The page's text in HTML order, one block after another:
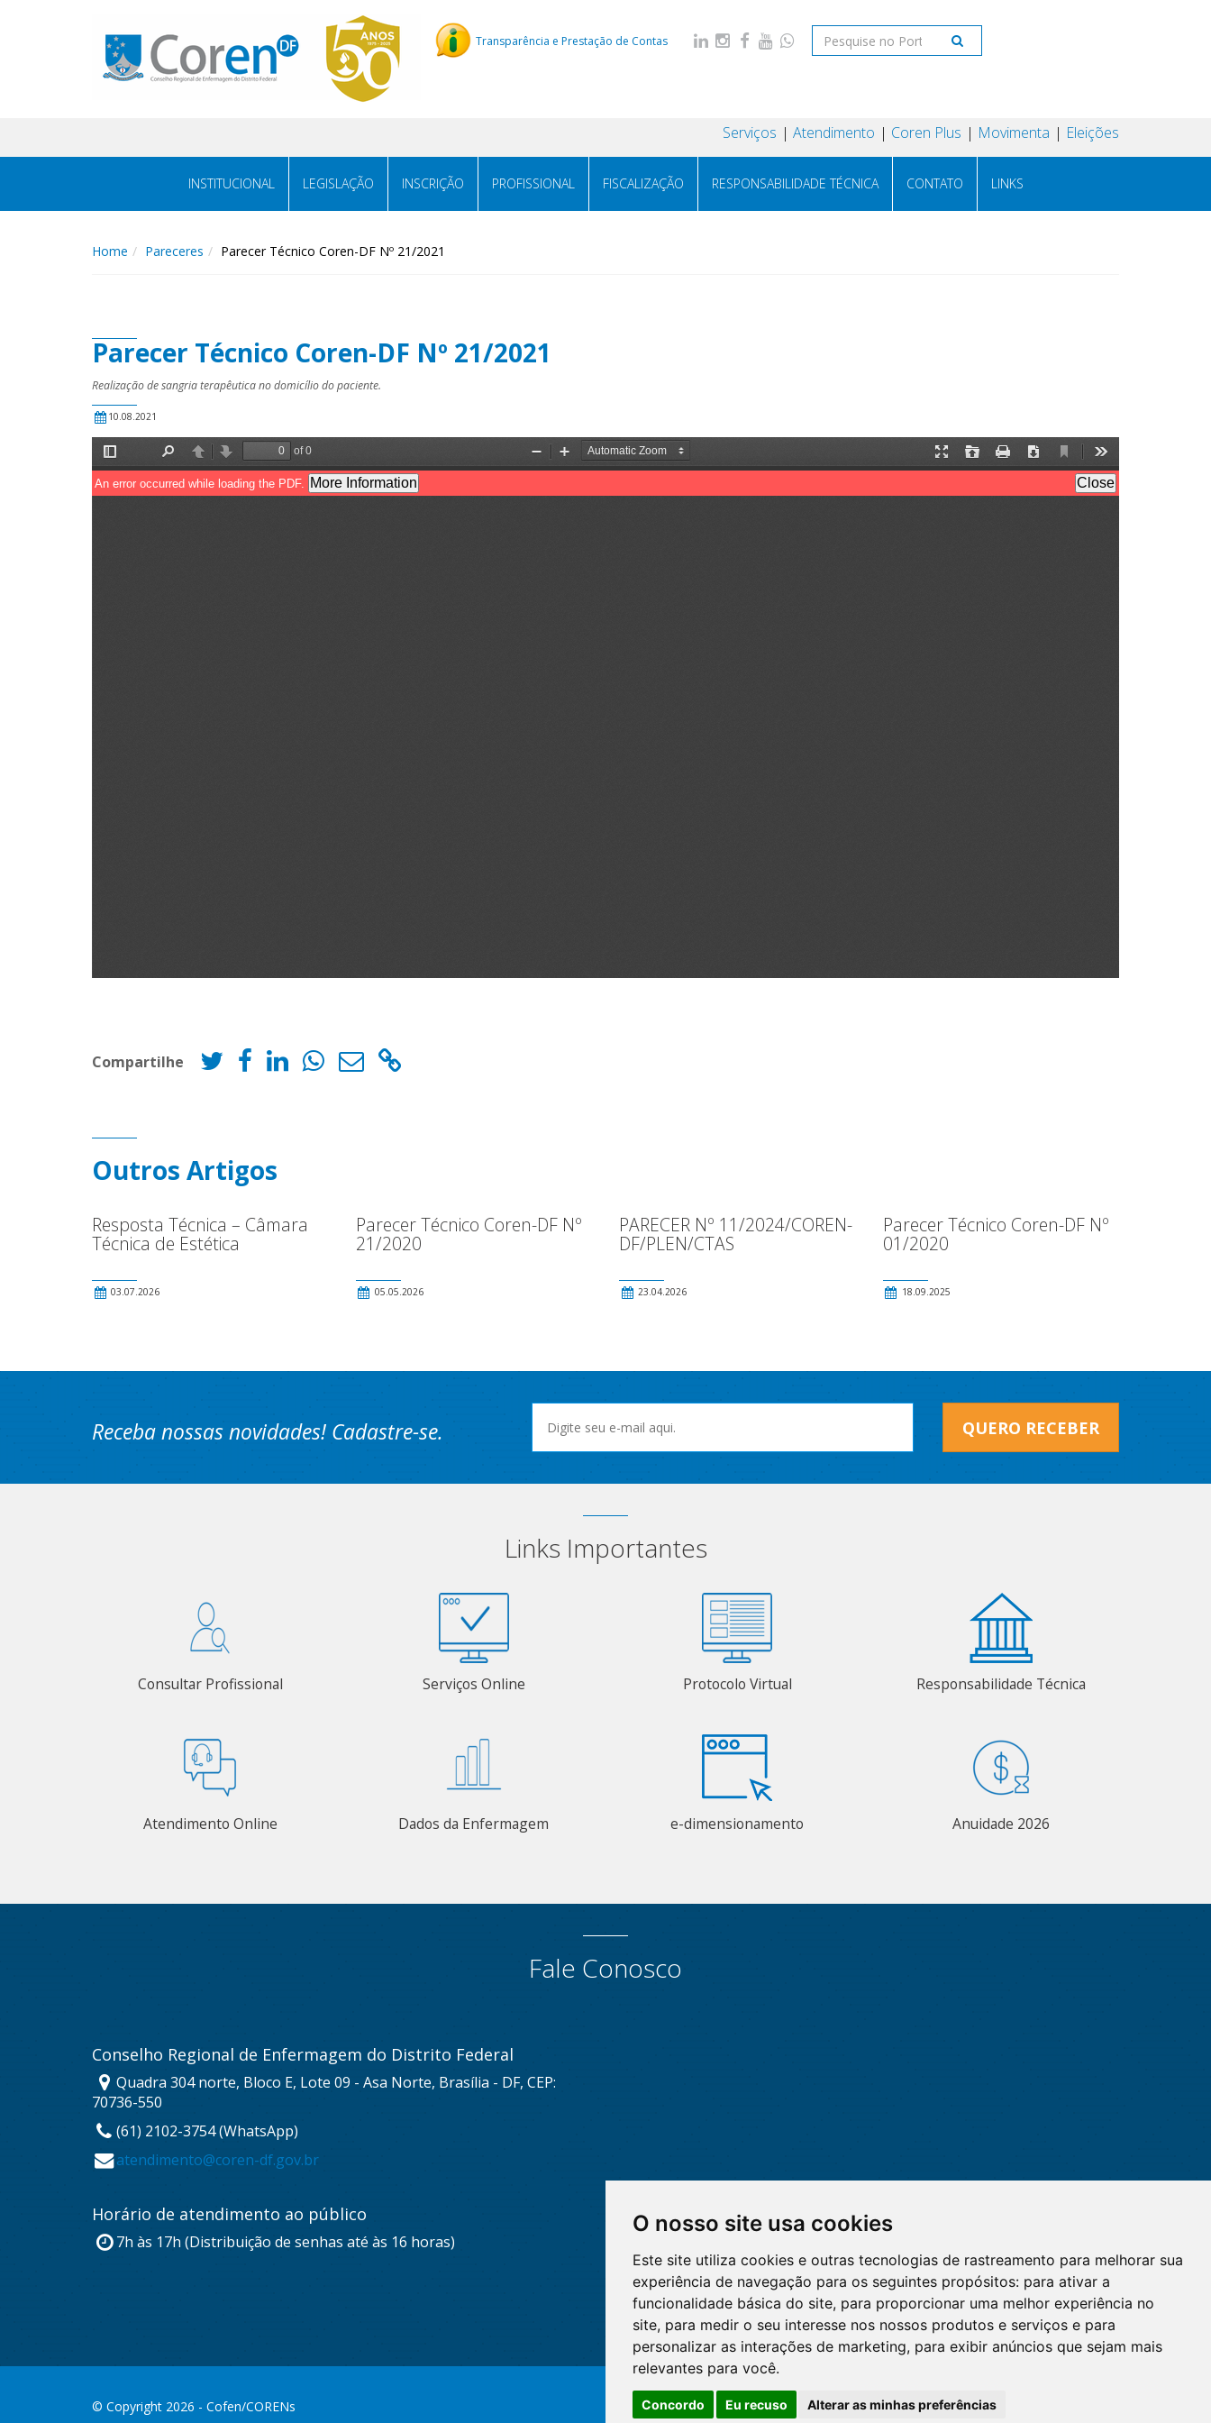
O nosso site usa cookies
Este site utiliza cookies e outras tecnologias de rastreamento para melhorar sua
experiência de navegação para os seguintes propósitos: para ativar a
funcionalidade básica do site, para proporcionar uma melhor experiência no
site, para medir o seu interesse nos nossos produtos e serviços e para
personalizar as interações de marketing, para exibir anúncios que sejam mais
relevantes para você.
Concordo Eu recuso Alterar as minhas preferências
Transparência e Prestação de Contas
Serviços Atendimento Coren Plus Movimenta Eleições
INSTITUCIONAL LEGISLAÇÃO INSCRIÇÃO PROFISSIONAL FISCALIZAÇÃO RESPONSABILIDADE TÉCNICA CONTATO LINKS
Home Pareceres Parecer Técnico Coren-DF Nº 21/2021
Parecer Técnico Coren-DF Nº 21/2021
Realização de sangria terapêutica no domicílio do paciente.
10.08.2021
Compartilhe
Outros Artigos
Resposta Técnica – Câmara
Técnica de Estética
03.07.2026
Parecer Técnico Coren-DF Nº
21/2020
05.05.2026
PARECER Nº 11/2024/COREN-
DF/PLEN/CTAS
23.04.2026
Parecer Técnico Coren-DF Nº
01/2020
18.09.2025
Receba nossas novidades! Cadastre-se. QUERO RECEBER
Links Importantes
Consultar Profissional Serviços Online Protocolo Virtual Responsabilidade Técnica
Atendimento Online Dados da Enfermagem e-dimensionamento Anuidade 2026
Fale Conosco
Conselho Regional de Enfermagem do Distrito Federal
Quadra 304 norte, Bloco E, Lote 09 - Asa Norte, Brasília - DF, CEP:
70736-550
(61) 2102-3754 (WhatsApp)
atendimento@coren-df.gov.br
Horário de atendimento ao público
7h às 17h (Distribuição de senhas até às 16 horas)
© Copyright 2026 - Cofen/CORENs
O WhatsApp é o principal canal
de atendimento do Coren-DF.